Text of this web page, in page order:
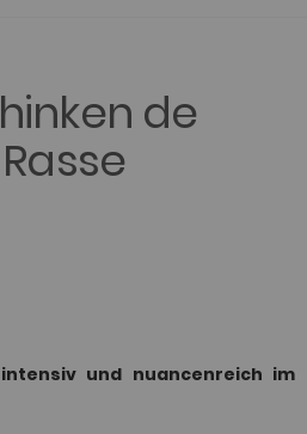
de
intensiv und nuancenreich im